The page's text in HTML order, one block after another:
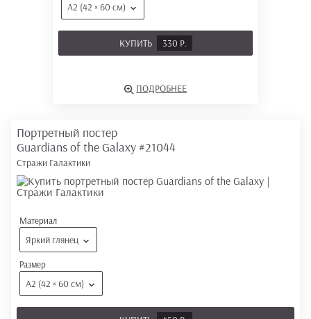
А2 (42 × 60 см)
КУПИТЬ 330 Р.
ПОДРОБНЕЕ
Портретный постер
Guardians of the Galaxy #21044
Стражи Галактики
Материал
Яркий глянец
Размер
А2 (42 × 60 см)